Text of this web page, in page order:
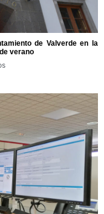
de Valverde en la
verano